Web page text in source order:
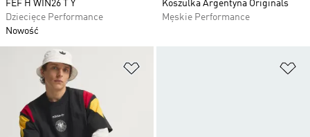
FEF H WIN26 T Y
Dziecięce Performance
Nowość
Koszulka Argentyna Originals
Męskie Performance